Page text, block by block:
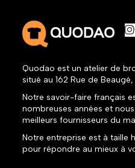
Quodao est un atelier de
situé au 162 Rue de
Notre savoir-faire français
nombreuses années et
meilleurs fournisseurs du
Notre entreprise est à taille
pour répondre au mieux à